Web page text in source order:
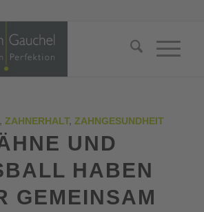
ZAHNERHALT, ZAHNGESUNDHEIT
UND
HABEN M
A